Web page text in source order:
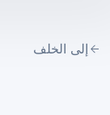
إلى الخلف